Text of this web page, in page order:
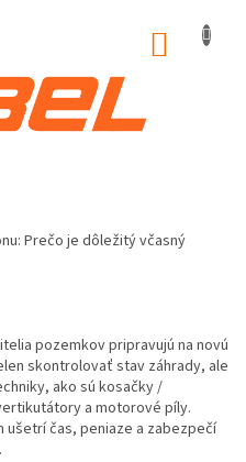
Prečo je dôležitý včasný
pozemkov pripravujú na novú
skontrolovať stav záhrady, ale
ako sú kosačky /
a motorové píly.
čas, peniaze a zabezpečí